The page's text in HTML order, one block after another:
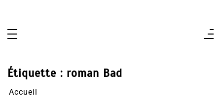
Étiquette : roman Bad
Accueil